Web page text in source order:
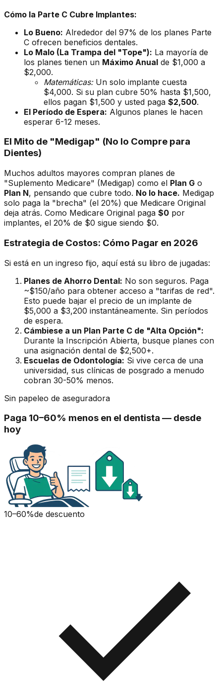
Cómo la Parte C Cubre Implantes:
Lo Bueno: Alrededor del 97% de los planes Parte
C ofrecen beneficios dentales.
Lo Malo (La Trampa del "Tope"): La mayoría de
los planes tienen un Máximo Anual de $1,000 a
$2,000.
Matemáticas:Un solo implante cuesta
$4,000. Si su plan cubre 50% hasta $1,500,
ellos pagan $1,500 y usted paga $2,500.
El Período de Espera: Algunos planes le hacen
esperar 6-12 meses.
El Mito de "Medigap" (No lo Compre para
Dientes)
Muchos adultos mayores compran planes de
"Suplemento Medicare" (Medigap) como el Plan G o
Plan N, pensando que cubre todo. No lo hace. Medigap
solo paga la "brecha" (el 20%) que Medicare Original
deja atrás. Como Medicare Original paga $0 por
implantes, el 20% de $0 sigue siendo $0.
Estrategia de Costos: Cómo Pagar en 2026
Si está en un ingreso fijo, aquí está su libro de jugadas:
Planes de Ahorro Dental: No son seguros. Paga
~$150/año para obtener acceso a "tarifas de red".
Esto puede bajar el precio de un implante de
$5,000 a $3,200 instantáneamente. Sin períodos
de espera.
Cámbiese a un Plan Parte C de "Alta Opción":
Durante la Inscripción Abierta, busque planes con
una asignación dental de $2,500+.
Escuelas de Odontología: Si vive cerca de una
universidad, sus clínicas de posgrado a menudo
cobran 30-50% menos.
Sin papeleo de aseguradora
Paga 10–60% menos en el dentista — desde
hoy
10–60%de descuento